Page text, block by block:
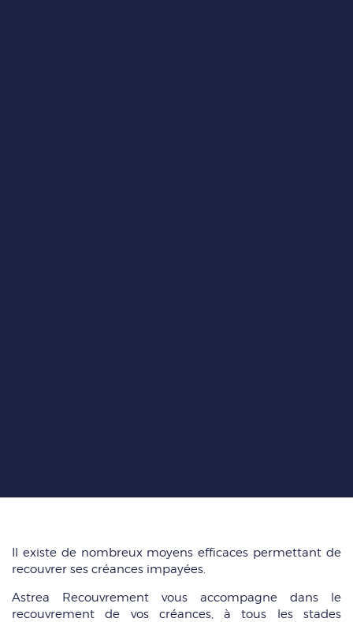
Il existe de nombreux moyens efficaces permettant de
recouvrer ses créances impayées.
Astrea Recouvrement vous accompagne dans le
recouvrement de vos créances, à tous les stades